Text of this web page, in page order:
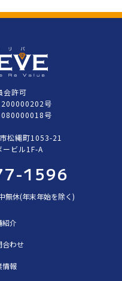
会許可
号
号
松縄町1053-21
ービル1F-A
1596
無休(年末年始を除く)
紹介
合わせ
情報